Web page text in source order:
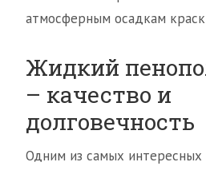
атмосферным осадкам
Жидкий
– качество и
долговечность
Одним из самых